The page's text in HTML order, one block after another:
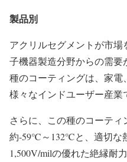
製品別
アクリルセグメントが市
子機器製造分野からの需
種のコーティングは、家電
様々なインドユーザー産業
さらに、この種のコーテ
約-59℃～132℃と、適切な
1,500V/milの優れた絶縁耐